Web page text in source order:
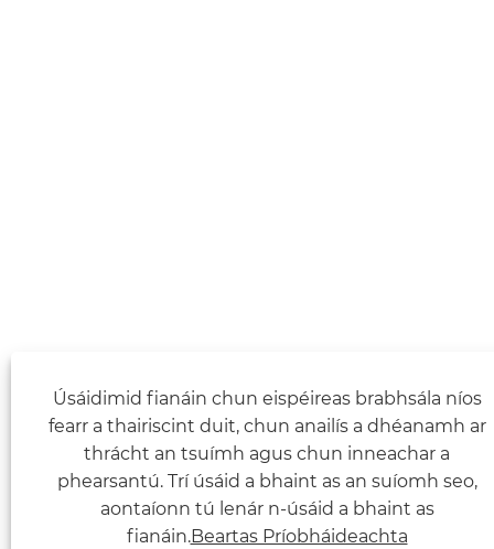
Úsáidimid fianáin chun eispéireas brabhsála níos
fearr a thairiscint duit, chun anailís a dhéanamh ar
thrácht an tsuímh agus chun inneachar a
phearsantú. Trí úsáid a bhaint as an suíomh seo,
aontaíonn tú lenár n-úsáid a bhaint as
fianáin.Beartas Príobháideachta